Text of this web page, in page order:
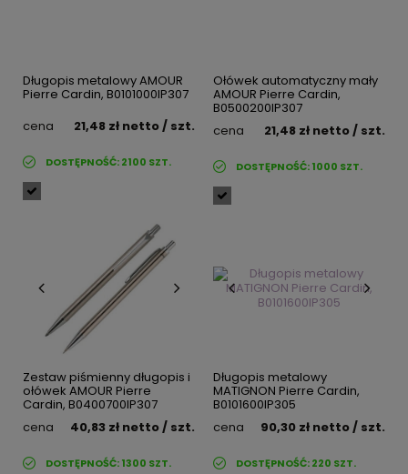
Długopis metalowy AMOUR
Pierre Cardin, B0101000IP307
cena
21,48 zł netto/ szt.
DOSTĘPNOŚĆ:2100 SZT.
Ołówek automatyczny mały
AMOUR Pierre Cardin,
B0500200IP307
cena
21,48 zł netto/ szt.
DOSTĘPNOŚĆ:1000 SZT.
Zestaw piśmienny długopis i
ołówek AMOUR Pierre
Cardin, B0400700IP307
cena
40,83 zł netto/ szt.
DOSTĘPNOŚĆ:1300 SZT.
Długopis metalowy
MATIGNON Pierre Cardin,
B0101600IP305
cena
90,30 zł netto/ szt.
DOSTĘPNOŚĆ:220 SZT.